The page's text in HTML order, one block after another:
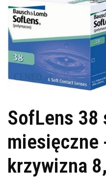
SofLens 38
miesięczne
krzywizna